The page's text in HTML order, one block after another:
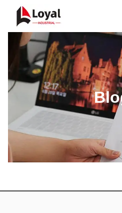
Solicitud Noticias